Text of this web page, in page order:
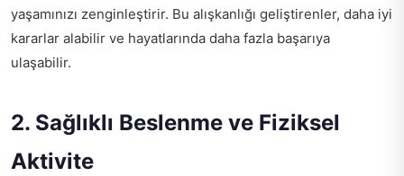
yaşamınızı zenginleştirir. Bu alışkanlığı geliştirenler, daha iyi
kararlar alabilir ve hayatlarında daha fazla başarıya
ulaşabilir.
2. Sağlıklı Beslenme ve Fiziksel
Aktivite